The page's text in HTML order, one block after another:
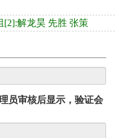
[2]:解龙昊 先胜 张策
员审核后显示，验证会